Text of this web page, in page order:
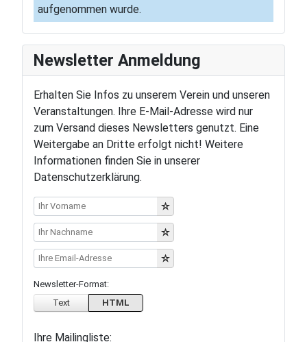
aufgenommen wurde.
Newsletter Anmeldung
Erhalten Sie Infos zu unserem Verein und unseren
Veranstaltungen. Ihre E-Mail-Adresse wird nur
zum Versand dieses Newsletters genutzt. Eine
Weitergabe an Dritte erfolgt nicht! Weitere
Informationen finden Sie in unserer
Datenschutzerklärung.
Newsletter-Format:
Text
HTML
Ihre Mailingliste: